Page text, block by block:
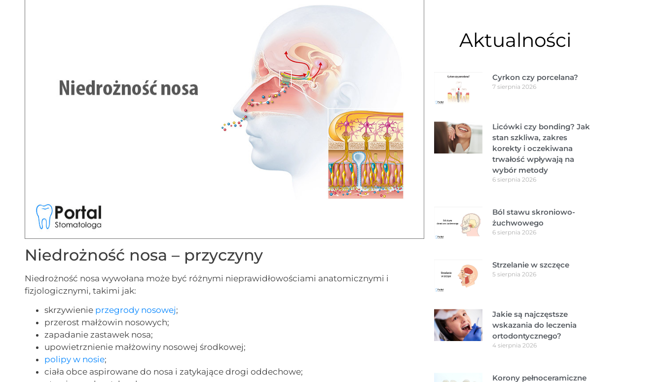
Niedrożność nosa – przyczyny
Niedrożność nosa wywołana może być różnymi nieprawidłowościami anatomicznymi i
fizjologicznymi, takimi jak:
skrzywienie przegrody nosowej;
przerost małżowin nosowych;
zapadanie zastawek nosa;
upowietrznienie małżowiny nosowej środkowej;
polipy w nosie;
ciała obce aspirowane do nosa i zatykające drogi oddechowe;
Aktualności
Cyrkon czy porcelana?
7 sierpnia 2026
Licówki czy bonding? Jak
stan szkliwa, zakres
korekty i oczekiwana
trwałość wpływają na
wybór metody
6 sierpnia 2026
Ból stawu skroniowo-
żuchwowego
6 sierpnia 2026
Strzelanie w szczęce
5 sierpnia 2026
Jakie są najczęstsze
wskazania do leczenia
ortodontycznego?
4 sierpnia 2026
Korony pełnoceramiczne